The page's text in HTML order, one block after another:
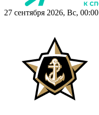
27 сентября 2026, Вс, 00:00